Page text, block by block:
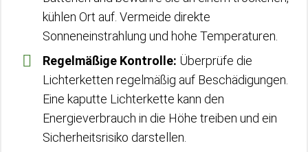
kühlen Ort auf. Vermeide direkte
Sonneneinstrahlung und hohe Temperaturen.
Regelmäßige Kontrolle: Überprüfe die
Lichterketten regelmäßig auf Beschädigungen.
Eine kaputte Lichterkette kann den
Energieverbrauch in die Höhe treiben und ein
Sicherheitsrisiko darstellen.